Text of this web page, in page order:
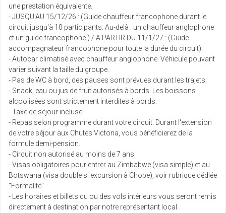
une prestation équivalente.
- JUSQU'AU 15/12/26 : (Guide chauffeur francophone durant le
circuit jusqu'à 10 participants. Au-delà : un chauffeur anglophone
et un guide francophone.) / A PARTIR DU 11/1/27 : (Guide
accompagnateur francophone pour toute la durée du circuit).
- Autocar climatisé avec chauffeur anglophone. Véhicule pouvant
varier suivant la taille du groupe.
- Pas de WC à bord, des pauses sont prévues durant les trajets.
- Snack, eau ou jus de fruit autorisés à bords. Les boissons
alcoolisées sont strictement interdites à bords.
- Taxe de séjour incluse.
- Repas selon programme durant votre circuit. Durant l'extension
de votre séjour aux Chutes Victoria, vous bénéficierez de la
formule demi-pension.
- Circuit non autorisé au moins de 7 ans.
- Visas obligatoires pour entrer au Zimbabwe (visa simple) et au
Botswana (visa double si excursion à Chobe), voir rubrique dédiée
"Formalité"
- Les horaires et billets du ou des vols intérieurs vous seront remis
directement à destination par notre représentant local.